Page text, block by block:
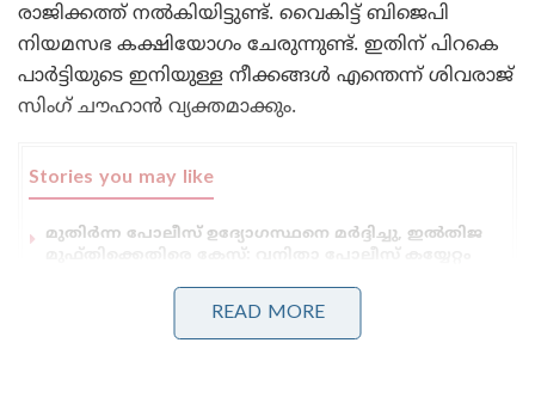
രാജിക്കത്ത് നല്‍കിയിട്ടുണ്ട്. വൈകിട്ട് ബിജെപി
നിയമസഭ കക്ഷിയോഗം ചേരുന്നുണ്ട്. ഇതിന് പിറകെ
പാര്‍ട്ടിയുടെ ഇനിയുള്ള നീക്കങ്ങള്‍ എന്തെന്ന് ശിവരാജ്
സിംഗ് ചൗഹാന്‍ വ്യക്തമാക്കും.
Stories you may like
മുതിർന്ന പോലീസ് ഉദ്യോഗസ്ഥനെ മർദ്ദിച്ചു, ഇൽതിജ
ആർ.ജി കർ കേസ്: തെളിവ് നശിപ്പിക്കലിൽ സമഗ്ര
അന്വേഷണത്തിന് പ്രത്യേക സി.ബി.ഐ സംഘത്തെ
READ MORE